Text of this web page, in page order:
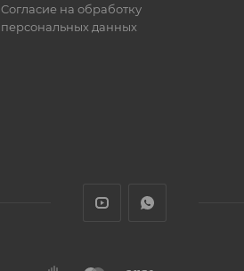
Cогласие на обработку
персональных данных